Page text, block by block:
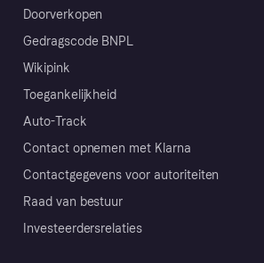
Doorverkopen
Gedragscode BNPL
Wikipink
Toegankelijkheid
Auto-Track
Contact opnemen met Klarna
Contactgegevens voor autoriteiten
Raad van bestuur
Investeerdersrelaties